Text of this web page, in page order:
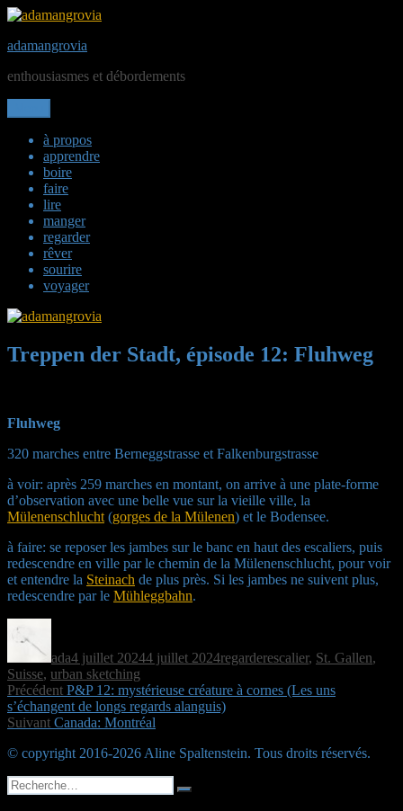
Aller
contenu
adamangrovia
enthousiasmes et débordements
à propos
apprendre
boire
faire
lire
manger
regarder
rêver
sourire
voyager
Treppen der Stadt, épisode 12: Fluhweg
Fluhweg
320 marches entre Berneggstrasse et Falkenburgstrasse
à voir: après 259 marches en montant, on arrive à une plate-forme
d’observation avec une belle vue sur la vieille ville, la
Mülenenschlucht (gorges de la Mülenen) et le Bodensee.
à faire: se reposer les jambes sur le banc en haut des escaliers, puis
redescendre en ville par le chemin de la Mülenenschlucht, pour voir
et entendre la Steinach de plus près. Si les jambes ne suivent plus,
redescendre par le Mühleggbahn.
ada4 juillet 20244 juillet 2024regarderescalier, St. Gallen,
Suisse, urban sketching
Navigation
de
Précédent Publication
précédente :
P&P 12: mystérieuse créature à cornes (Les uns
s’échangent de longs regards alanguis)
Suivant Publication
Canada: Montréal
© copyright 2016-2026 Aline Spaltenstein. Tous droits réservés.
Recherche
pour :
Recherche